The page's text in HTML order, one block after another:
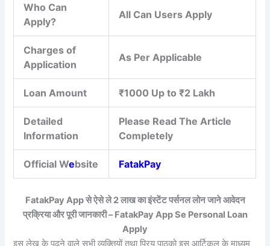
Who Can
Apply?
All Can Users Apply
Charges of
Application
As Per Applicable
Loan Amount ₹1000 Up to ₹2 Lakh
Detailed
Information
Please Read The Article
Completely
Official Website FatakPay
FatakPay App से ऐसे ले 2 लाख का इंस्टेंट पर्सनल लोन जाने आवेदन
प्रक्रिया और पूरी जानकारी – FatakPay App Se Personal Loan
Apply
इस लेख के पढ़ने वाले सभी व्यक्तियों तथा प्रिय पाठको इस आर्टिकल के माध्यम